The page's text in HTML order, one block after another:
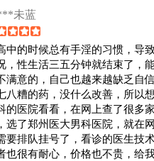
未蓝
中的时候总有手淫的习惯，导
，性生活三五分钟就结束了，
满意的，自己也越来越缺乏自
八糟的药，没什么改善，所以
的医院看看，在网上查了很多
选了郑州医大男科医院，就在
要排队挂号了，看诊的医生技
也很有耐心，价格也不贵，给